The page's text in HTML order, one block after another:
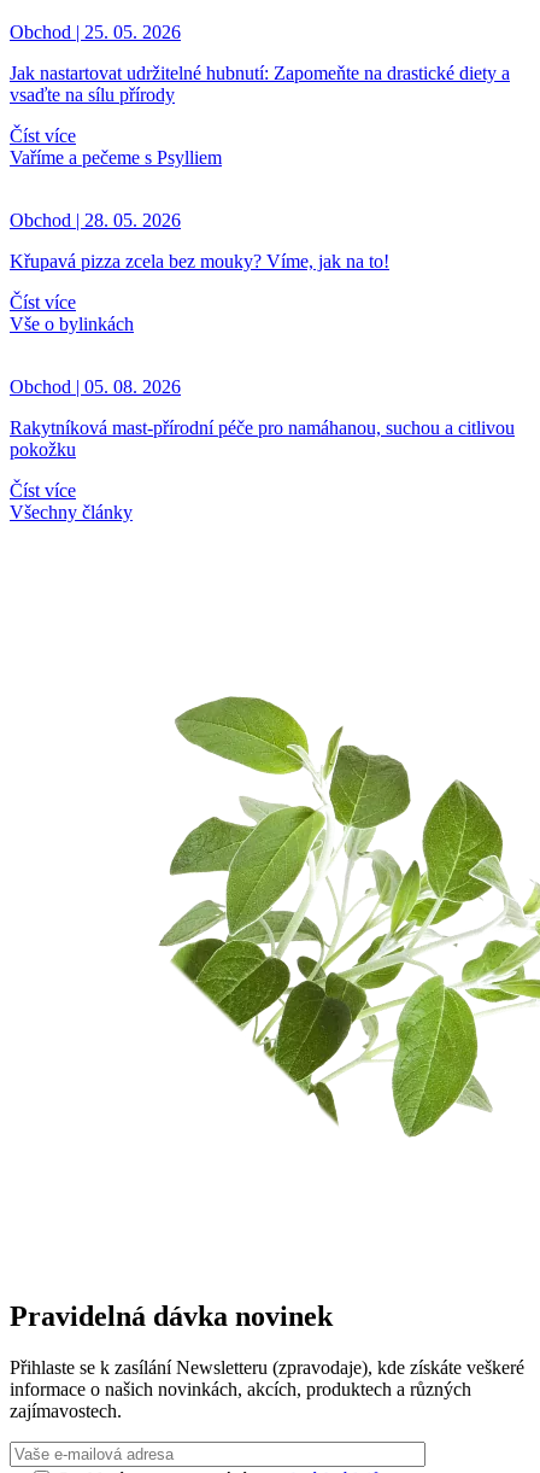
Obchod | 25. 05. 2026
Jak nastartovat udržitelné hubnutí: Zapomeňte na drastické diety a
vsaďte na sílu přírody
Číst více
Vaříme a pečeme s Psylliem
Obchod | 28. 05. 2026
Křupavá pizza zcela bez mouky? Víme, jak na to!
Číst více
Vše o bylinkách
Obchod | 05. 08. 2026
Rakytníková mast-přírodní péče pro namáhanou, suchou a citlivou
pokožku
Číst více
Všechny články
Pravidelná dávka novinek
Přihlaste se k zasílání Newsletteru (zpravodaje), kde získáte veškeré
informace o našich novinkách, akcích, produktech a různých
zajímavostech.